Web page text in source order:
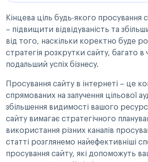
Кінцева ціль будь-якого просування
– підвищити відвідуваність та
від того, наскільки коректно буде
стратегія розкрутки сайту, багато в
подальший успіх бізнесу.
Просування сайту в інтернеті – це
спрямованих на залучення цільової
збільшення видимості вашого
сайту вимагає стратегічного
використання різних каналів
статті розглянемо найефективніші
просування сайту, які допоможуть